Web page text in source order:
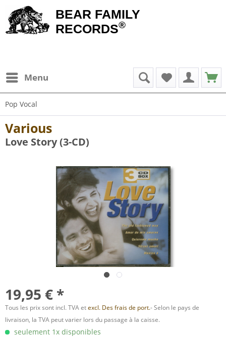
BEAR FAMILY
RECORDS®
Menu
Pop Vocal
Various
Love Story (3-CD)
19,95 € *
Tous les prix sont incl. TVA etexcl. Des frais de port.- Selon le pays de
livraison, la TVA peut varier lors du passage à la caisse.
seulement 1x disponibles